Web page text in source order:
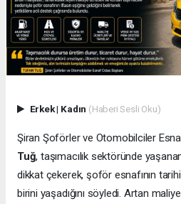
Erkek| Kadın (Haberi Sesli Oku)
Şiran Şoförler ve Otomobilciler
Tuğ, taşımacılık sektöründe
dikkat çekerek, şoför esnafının
birini yaşadığını söyledi. Artan